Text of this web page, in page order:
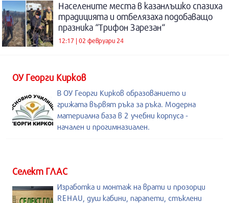
Населените места в казанлъшко спазиха
традицията и отбелязаха подобаващо
празника “Трифон Зарезан“
12:17 | 02 февруари 24
ОУ Георги Кирков
В ОУ Георги Кирков образованието и
грижата вървят ръка за ръка. Модерна
материална база в 2 учебни корпуса -
начален и прогимназиален.
Селект ГЛАС
Изработка и монтаж на врати и прозорци
REHAU, душ кабини, парапети, стъклени